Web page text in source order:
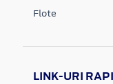
Flote
LINK-URI